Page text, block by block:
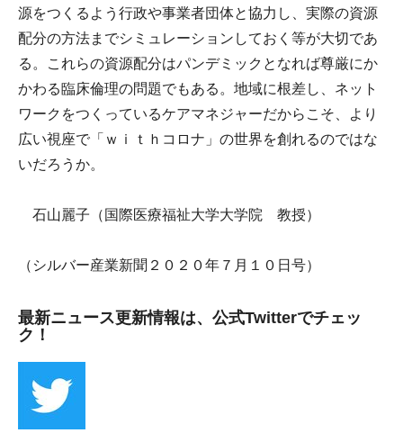
源をつくるよう行政や事業者団体と協力し、実際の資源
配分の方法までシミュレーションしておく等が大切であ
る。これらの資源配分はパンデミックとなれば尊厳にか
かわる臨床倫理の問題でもある。地域に根差し、ネット
ワークをつくっているケアマネジャーだからこそ、より
広い視座で「ｗｉｔｈコロナ」の世界を創れるのではな
いだろうか。
石山麗子（国際医療福祉大学大学院 教授）
（シルバー産業新聞２０２０年７月１０日号）
最新ニュース更新情報は、公式Twitterでチェッ
ク！